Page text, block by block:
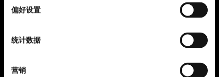
偏好设置
统计数据
营销